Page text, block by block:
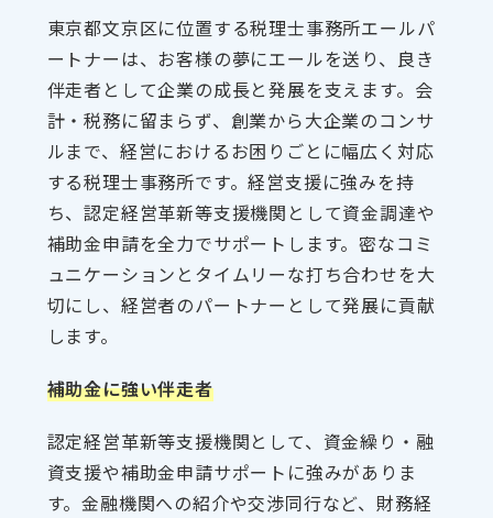
東京都文京区に位置する税理士事務所エールパ
ートナーは、お客様の夢にエールを送り、良き
伴走者として企業の成長と発展を支えます。会
計・税務に留まらず、創業から大企業のコンサ
ルまで、経営におけるお困りごとに幅広く対応
する税理士事務所です。経営支援に強みを持
ち、認定経営革新等支援機関として資金調達や
補助金申請を全力でサポートします。密なコミ
ュニケーションとタイムリーな打ち合わせを大
切にし、経営者のパートナーとして発展に貢献
します。
補助金に強い伴走者
認定経営革新等支援機関として、資金繰り・融
資支援や補助金申請サポートに強みがありま
す。金融機関への紹介や交渉同行など、財務経